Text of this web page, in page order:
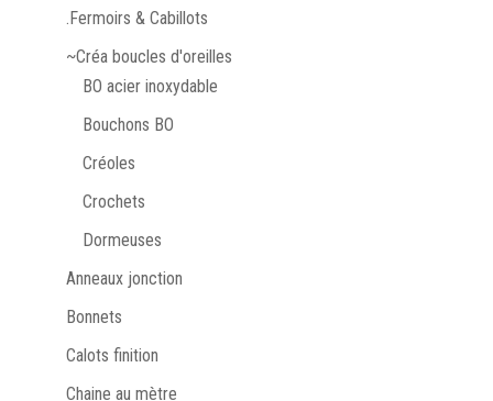
.Fermoirs & Cabillots
~Créa boucles d'oreilles
BO acier inoxydable
Bouchons BO
Créoles
Crochets
Dormeuses
Anneaux jonction
Bonnets
Calots finition
Chaine au mètre